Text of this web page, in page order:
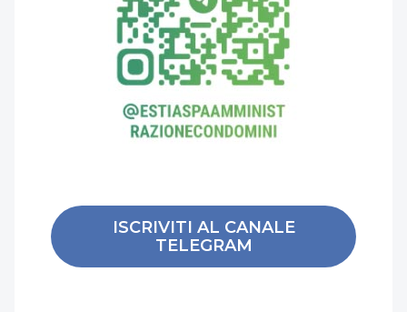
ISCRIVITI AL CANALE
TELEGRAM